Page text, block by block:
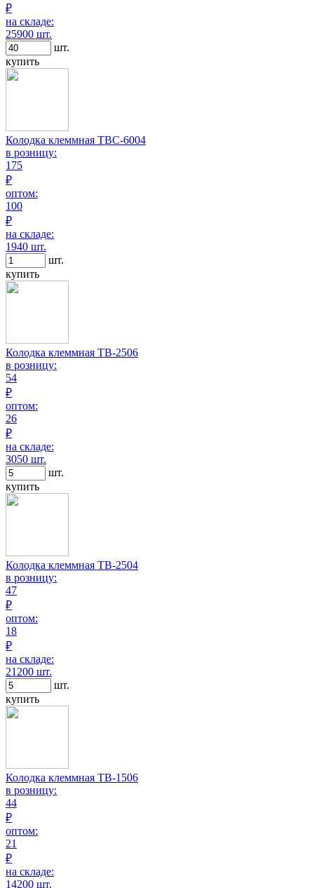
₽
на складе:
25900 шт.
шт.
купить
Колодка клеммная TBC-6004
в розницу:
175
₽
оптом:
100
₽
на складе:
1940 шт.
шт.
купить
Колодка клеммная TB-2506
в розницу:
54
₽
оптом:
26
₽
на складе:
3050 шт.
шт.
купить
Колодка клеммная TB-2504
в розницу:
47
₽
оптом:
18
₽
на складе:
21200 шт.
шт.
купить
Колодка клеммная TB-1506
в розницу:
44
₽
оптом:
21
₽
на складе:
14200 шт.